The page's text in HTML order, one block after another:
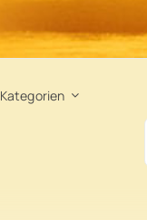
Kategorien